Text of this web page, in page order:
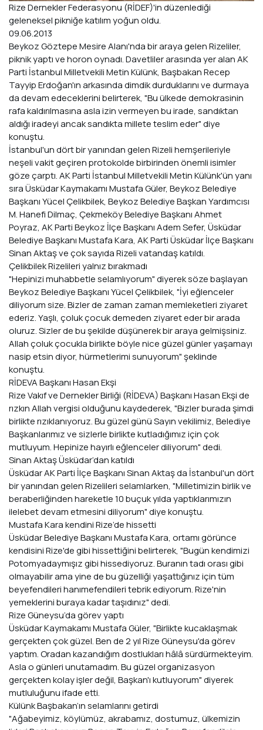
Rize Dernekler Federasyonu (RİDEF)'in düzenlediği
geleneksel pikniğe katılım yoğun oldu.
09.06.2013
Beykoz Göztepe Mesire Alanı'nda bir araya gelen Rizeliler,
piknik yaptı ve horon oynadı. Davetliler arasında yer alan AK
Parti İstanbul Milletvekili Metin Külünk, Başbakan Recep
Tayyip Erdoğan'ın arkasında dimdik durduklarını ve durmaya
da devam edeceklerini belirterek, "Bu ülkede demokrasinin
rafa kaldırılmasına asla izin vermeyen bu irade, sandıktan
aldığı iradeyi ancak sandıkta millete teslim eder" diye
konuştu.
İstanbul'un dört bir yanından gelen Rizeli hemşerileriyle
neşeli vakit geçiren protokolde birbirinden önemli isimler
göze çarptı. AK Parti İstanbul Milletvekili Metin Külünk'ün yanı
sıra Üsküdar Kaymakamı Mustafa Güler, Beykoz Belediye
Başkanı Yücel Çelikbilek, Beykoz Belediye Başkan Yardımcısı
M. Hanefi Dilmaç, Çekmeköy Belediye Başkanı Ahmet
Poyraz, AK Parti Beykoz İlçe Başkanı Adem Sefer, Üsküdar
Belediye Başkanı Mustafa Kara, AK Parti Üsküdar İlçe Başkanı
Sinan Aktaş ve çok sayıda Rizeli vatandaş katıldı.
Çelikbilek Rizelileri yalnız bırakmadı
"Hepinizi muhabbetle selamlıyorum" diyerek söze başlayan
Beykoz Belediye Başkanı Yücel Çelikbilek, "İyi eğlenceler
diliyorum size. Bizler de zaman zaman memleketleri ziyaret
ederiz. Yaşlı, çoluk çocuk demeden ziyaret eder bir arada
oluruz. Sizler de bu şekilde düşünerek bir araya gelmişsiniz.
Allah çoluk çocukla birlikte böyle nice güzel günler yaşamayı
nasip etsin diyor, hürmetlerimi sunuyorum" şeklinde
konuştu.
RİDEVA Başkanı Hasan Ekşi
Rize Vakıf ve Dernekler Birliği (RİDEVA) Başkanı Hasan Ekşi de
rızkın Allah vergisi olduğunu kaydederek, "Bizler burada şimdi
birlikte rızıklanıyoruz. Bu güzel günü Sayın vekilimiz, Belediye
Başkanlarımız ve sizlerle birlikte kutladığımız için çok
mutluyum. Hepinize hayırlı eğlenceler diliyorum" dedi.
Sinan Aktaş Üsküdar’dan katıldı
Üsküdar AK Parti İlçe Başkanı Sinan Aktaş da İstanbul'un dört
bir yanından gelen Rizelileri selamlarken, "Milletimizin birlik ve
beraberliğinden hareketle 10 buçuk yılda yaptıklarımızın
ilelebet devam etmesini diliyorum" diye konuştu.
Mustafa Kara kendini Rize’de hissetti
Üsküdar Belediye Başkanı Mustafa Kara, ortamı görünce
kendisini Rize'de gibi hissettiğini belirterek, "Bugün kendimizi
Potomyadaymışız gibi hissediyoruz. Buranın tadı orası gibi
olmayabilir ama yine de bu güzelliği yaşattığınız için tüm
beyefendileri hanımefendileri tebrik ediyorum. Rize'nin
yemeklerini buraya kadar taşıdınız" dedi.
Rize Güneysu’da görev yaptı
Üsküdar Kaymakamı Mustafa Güler, "Birlikte kucaklaşmak
gerçekten çok güzel. Ben de 2 yıl Rize Güneysu'da görev
yaptım. Oradan kazandığım dostlukları hâlâ sürdürmekteyim.
Asla o günleri unutamadım. Bu güzel organizasyon
gerçekten kolay işler değil, Başkan'ı kutluyorum" diyerek
mutluluğunu ifade etti.
Külünk Başbakan’ın selamlarını getirdi
"Ağabeyimiz, köylümüz, akrabamız, dostumuz, ülkemizin